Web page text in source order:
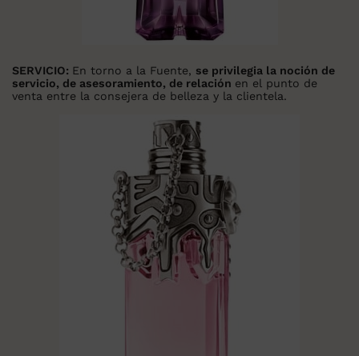
SERVICIO: En torno a la Fuente, se privilegia la noción de
servicio, de asesoramiento, de relación en el punto de
venta entre la consejera de belleza y la clientela.